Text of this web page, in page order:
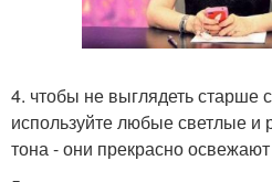
4. чтобы не выглядеть старше
используйте любые светлые и
тона - они прекрасно